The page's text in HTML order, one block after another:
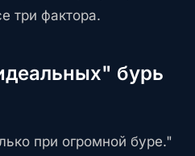
три фактора.
бурь
при огромной буре."